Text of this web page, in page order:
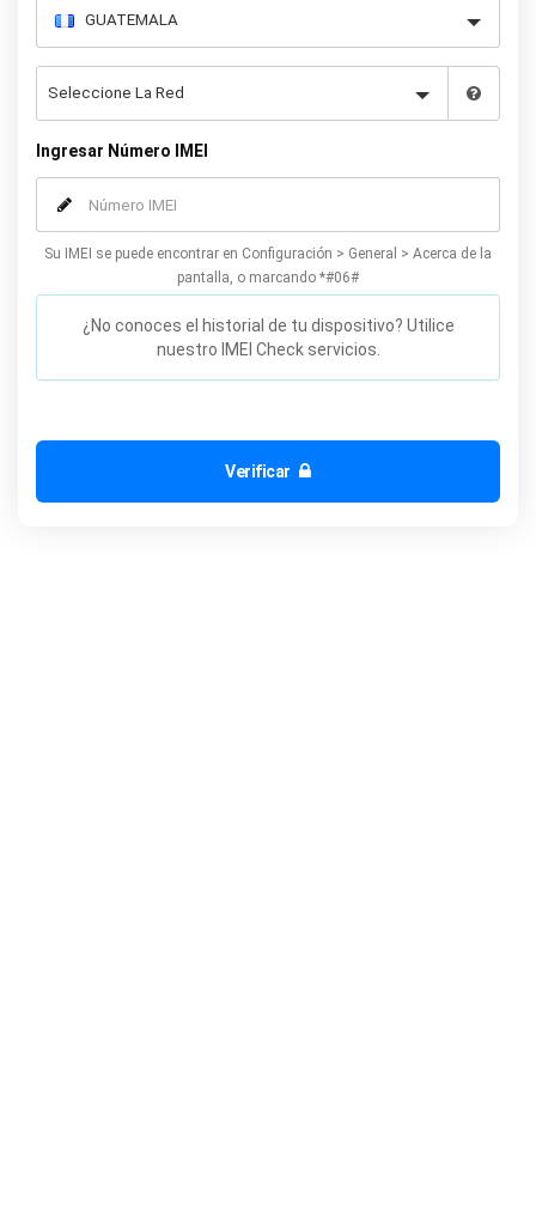
Ingresar Número IMEI
Su IMEI se puede encontrar en Configuración > General > Acerca de la
pantalla, o marcando *#06#
¿No conoces el historial de tu dispositivo? Utilice
nuestro IMEI Check servicios.
Verificar